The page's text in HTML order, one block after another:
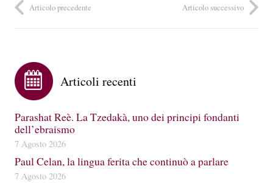
Articolo precedente Articolo successivo
Articoli recenti
Parashat Reè. La Tzedakà, uno dei principi fondanti
dell’ebraismo
7 Agosto 2026
Paul Celan, la lingua ferita che continuò a parlare
7 Agosto 2026